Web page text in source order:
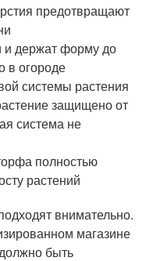
предотвращают
и держат форму до
в огороде
системы растения
защищено от
система не
полностью
растений
внимательно.
магазине
быть